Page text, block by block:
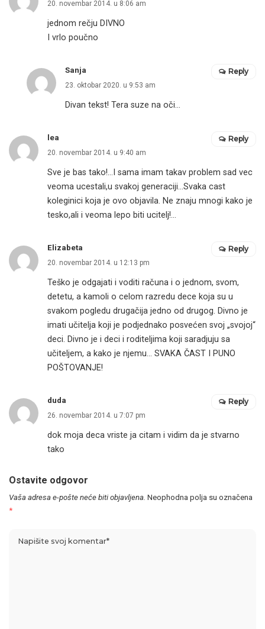
20. novembar 2014. u 8:06 am
jednom rečju DIVNO
I vrlo poučno
Sanja
23. oktobar 2020. u 9:53 am
Divan tekst! Tera suze na oči…
Reply
lea
20. novembar 2014. u 9:40 am
Sve je bas tako!…I sama imam takav problem sad vec
veoma ucestali,u svakoj generaciji…Svaka cast
koleginici koja je ovo objavila. Ne znaju mnogi kako je
tesko,ali i veoma lepo biti ucitelj!…
Reply
Elizabeta
20. novembar 2014. u 12:13 pm
Teško je odgajati i voditi računa i o jednom, svom,
detetu, a kamoli o celom razredu dece koja su u
svakom pogledu drugačija jedno od drugog. Divno je
imati učitelja koji je podjednako posvećen svoj „svojoj“
deci. Divno je i deci i roditeljima koji saradjuju sa
učiteljem, a kako je njemu… SVAKA ČAST I PUNO
POŠTOVANJE!
Reply
duda
26. novembar 2014. u 7:07 pm
dok moja deca vriste ja citam i vidim da je stvarno
tako
Reply
Ostavite odgovor
Vaša adresa e-pošte neće biti objavljena. Neophodna polja su označena
*